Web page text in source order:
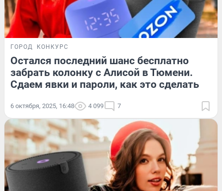
ГОРОД КОНКУРС
Остался последний шанс бесплатно
забрать колонку с Алисой в Тюмени.
Сдаем явки и пароли, как это сделать
6 октября, 2025, 16:48 4 099 7